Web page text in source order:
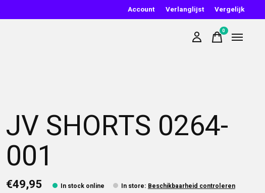
Account Verlanglijst Vergelijk
0items
JV SHORTS 0264-
001
€49,95 In stock online In store: Beschikbaarheid controleren